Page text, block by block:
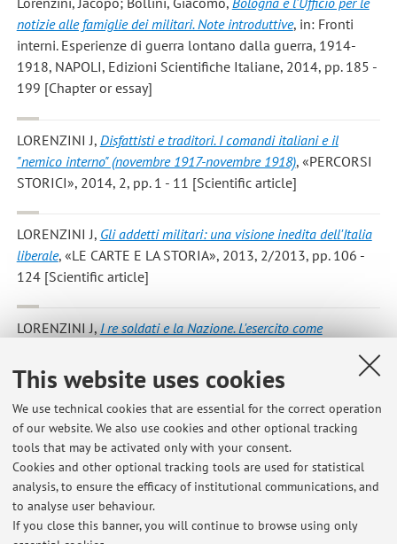
This website uses cookies
We use technical cookies that are essential for the correct operation
of our website. We also use cookies and other optional tracking
tools that may be activated only with your consent.
Cookies and other optional tracking tools are used for statistical
analysis, to ensure the efficacy of institutional communications, and
to analyse user behaviour.
If you close this banner, you will continue to browse using only
notizie alle famiglie dei militari. Note introduttive, in: Fronti
interni. Esperienze di guerra lontano dalla guerra, 1914-
1918, NAPOLI, Edizioni Scientifiche Italiane, 2014, pp. 185 -
199 [Chapter or essay]
LORENZINI J, Disfattisti e traditori. I comandi italiani e il
"nemico interno" (novembre 1917-novembre 1918), «PERCORSI
STORICI», 2014, 2, pp. 1 - 11 [Scientific article]
LORENZINI J, Gli addetti militari: una visione inedita dell'Italia
liberale, «LE CARTE E LA STORIA», 2013, 2/2013, pp. 106 -
124 [Scientific article]
LORENZINI J, I re soldati e la Nazione. L'esercito come
1900, «DIACRONIE. STUDI DI STORIA CONTEMPORANEA»,
2013, 16, pp. 1 - 18 [Scientific article] Open Access
1 2
Publications prior to 2004